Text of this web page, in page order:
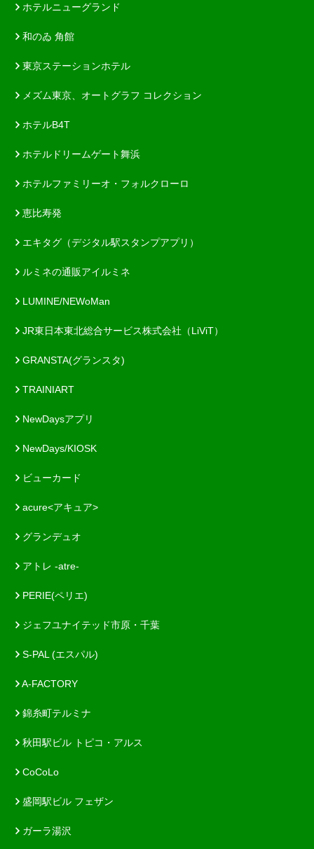
ホテルニューグランド
和のゐ 角館
東京ステーションホテル
メズム東京、オートグラフ コレクション
ホテルB4T
ホテルドリームゲート舞浜
ホテルファミリーオ・フォルクローロ
恵比寿発
エキタグ（デジタル駅スタンプアプリ）
ルミネの通販アイルミネ
LUMINE/NEWoMan
JR東日本東北総合サービス株式会社（LiViT）
GRANSTA(グランスタ)
TRAINIART
NewDaysアプリ
NewDays/KIOSK
ビューカード
acure<アキュア>
グランデュオ
アトレ -atre-
PERIE(ペリエ)
ジェフユナイテッド市原・千葉
S-PAL (エスパル)
A-FACTORY
錦糸町テルミナ
秋田駅ビル トピコ・アルス
CoCoLo
盛岡駅ビル フェザン
ガーラ湯沢